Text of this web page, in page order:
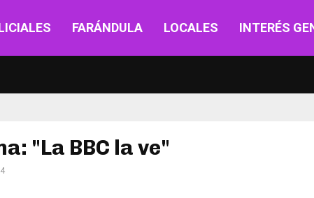
FARÁNDULA LOCALES INTERÉS
"La BBC la ve"